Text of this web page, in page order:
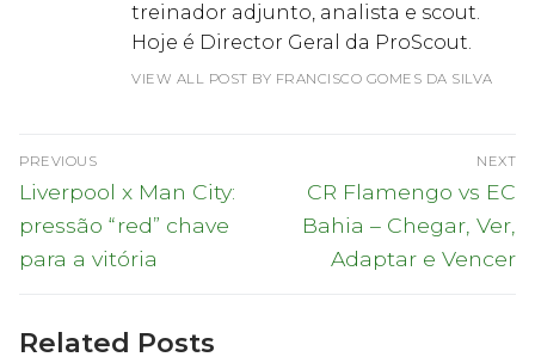
treinador adjunto, analista e scout.
Hoje é Director Geral da ProScout.
VIEW ALL POST BY FRANCISCO GOMES DA SILVA
Navegação
de
artigos
PREVIOUS
Previous
post:
Liverpool x Man City:
pressão “red” chave
para a vitória
NEXT
Next
post:
CR Flamengo vs EC
Bahia – Chegar, Ver,
Adaptar e Vencer
Related Posts